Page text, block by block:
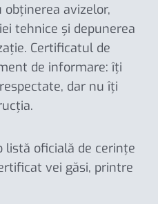
obținerea avizelor,
tehnice și depunerea
Certificatul de
de informare: îți
dar nu îți
listă oficială de cerințe
vei găsi, printre